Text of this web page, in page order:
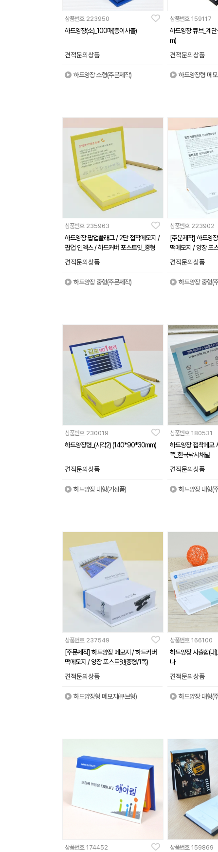
상품번호 223950
하드양장(소)_100매(종이사출)
견적문의상품
하드양장 소형(주문제작)
상품번호 159117
하드양장 큐브_계
m)
견적문의상품
하드양장형 메
상품번호 235963
하드양장 팝업플래그 / 2단 접착메모지 /
팝업 인덱스 / 하드커버 포스트잇_중형
견적문의상품
하드양장 중형(주문제작)
상품번호 223902
[주문제작] 하드양
떡메모지 / 양장 포
견적문의상품
하드양장 중형(
상품번호 230019
하드양장형_(사각2) (140*90*30mm)
견적문의상품
하드양장 대형(기성품)
상품번호 180531
하드양장 접착메모
쪽_한국낚시채널
견적문의상품
하드양장 대형(
상품번호 237549
[주문제작] 하드양장 메모지 / 하드커버
떡메모지 / 양장 포스트잇(중형/1쪽)
견적문의상품
하드양장형 메모지(큐브형)
상품번호 166100
하드양장 사출함(
나
견적문의상품
하드양장 대형(
상품번호 174452 상품번호 159869